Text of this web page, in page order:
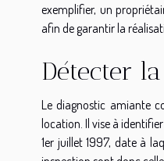
exemplifier, un
afin de garantir la
Détecter
Le diagnostic amiante
location. Il vise à
1er juillet 1997, date à